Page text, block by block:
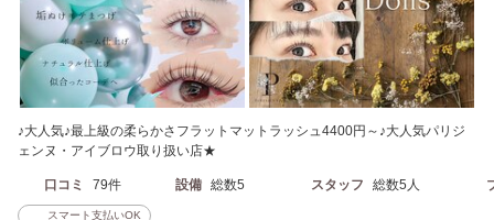
♪大人気♪最上級の柔らかさフラットマットラッシュ4400円～♪大人気パリジ
ェンヌ・アイブロウ取り扱い店★
口コミ 79件 設備 総数5 スタッフ 総数5人
スマート支払いOK